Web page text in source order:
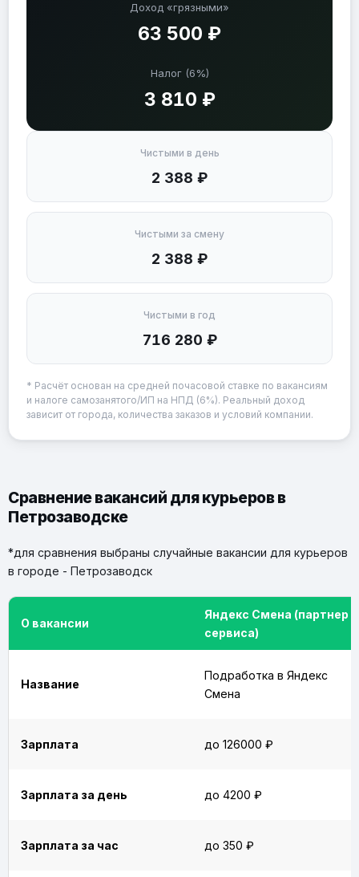
Доход «грязными»
63 500 ₽
Налог (6%)
3 810 ₽
Чистыми в день
2 388 ₽
Чистыми за смену
2 388 ₽
Чистыми в год
716 280 ₽
* Расчёт основан на средней почасовой ставке по вакансиям
и налоге самозанятого/ИП на НПД (6%). Реальный доход
зависит от города, количества заказов и условий компании.
Сравнение вакансий для курьеров в
Петрозаводске
*для сравнения выбраны случайные вакансии для курьеров
в городе - Петрозаводск
О вакансии
Яндекс Смена (партнер
сервиса)
Название
Подработка в Яндекс
Смена
Зарплата до 126000 ₽
Зарплата за день до 4200 ₽
Зарплата за час до 350 ₽